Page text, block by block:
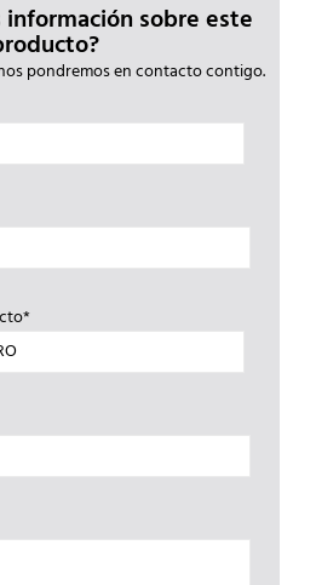
información sobre este
pondremos en contacto contigo.